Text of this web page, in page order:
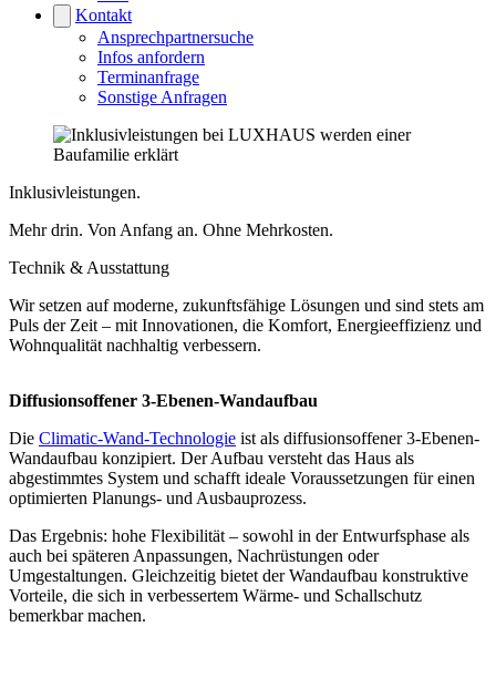
Kontakt
Ansprechpartnersuche
Infos anfordern
Terminanfrage
Sonstige Anfragen
Inklusivleistungen.
Mehr drin. Von Anfang an. Ohne Mehrkosten.
Technik & Ausstattung
Wir setzen auf moderne, zukunftsfähige Lösungen und sind stets am
Puls der Zeit – mit Innovationen, die Komfort, Energieeffizienz und
Wohnqualität nachhaltig verbessern.
Diffusionsoffener 3-Ebenen-Wandaufbau
Die Climatic-Wand-Technologie ist als diffusionsoffener 3-Ebenen-
Wandaufbau konzipiert. Der Aufbau versteht das Haus als
abgestimmtes System und schafft ideale Voraussetzungen für einen
optimierten Planungs- und Ausbauprozess.
Das Ergebnis: hohe Flexibilität – sowohl in der Entwurfsphase als
auch bei späteren Anpassungen, Nachrüstungen oder
Umgestaltungen. Gleichzeitig bietet der Wandaufbau konstruktive
Vorteile, die sich in verbessertem Wärme- und Schallschutz
bemerkbar machen.